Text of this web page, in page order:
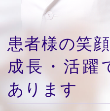
患者様の笑
成長・活躍
あります